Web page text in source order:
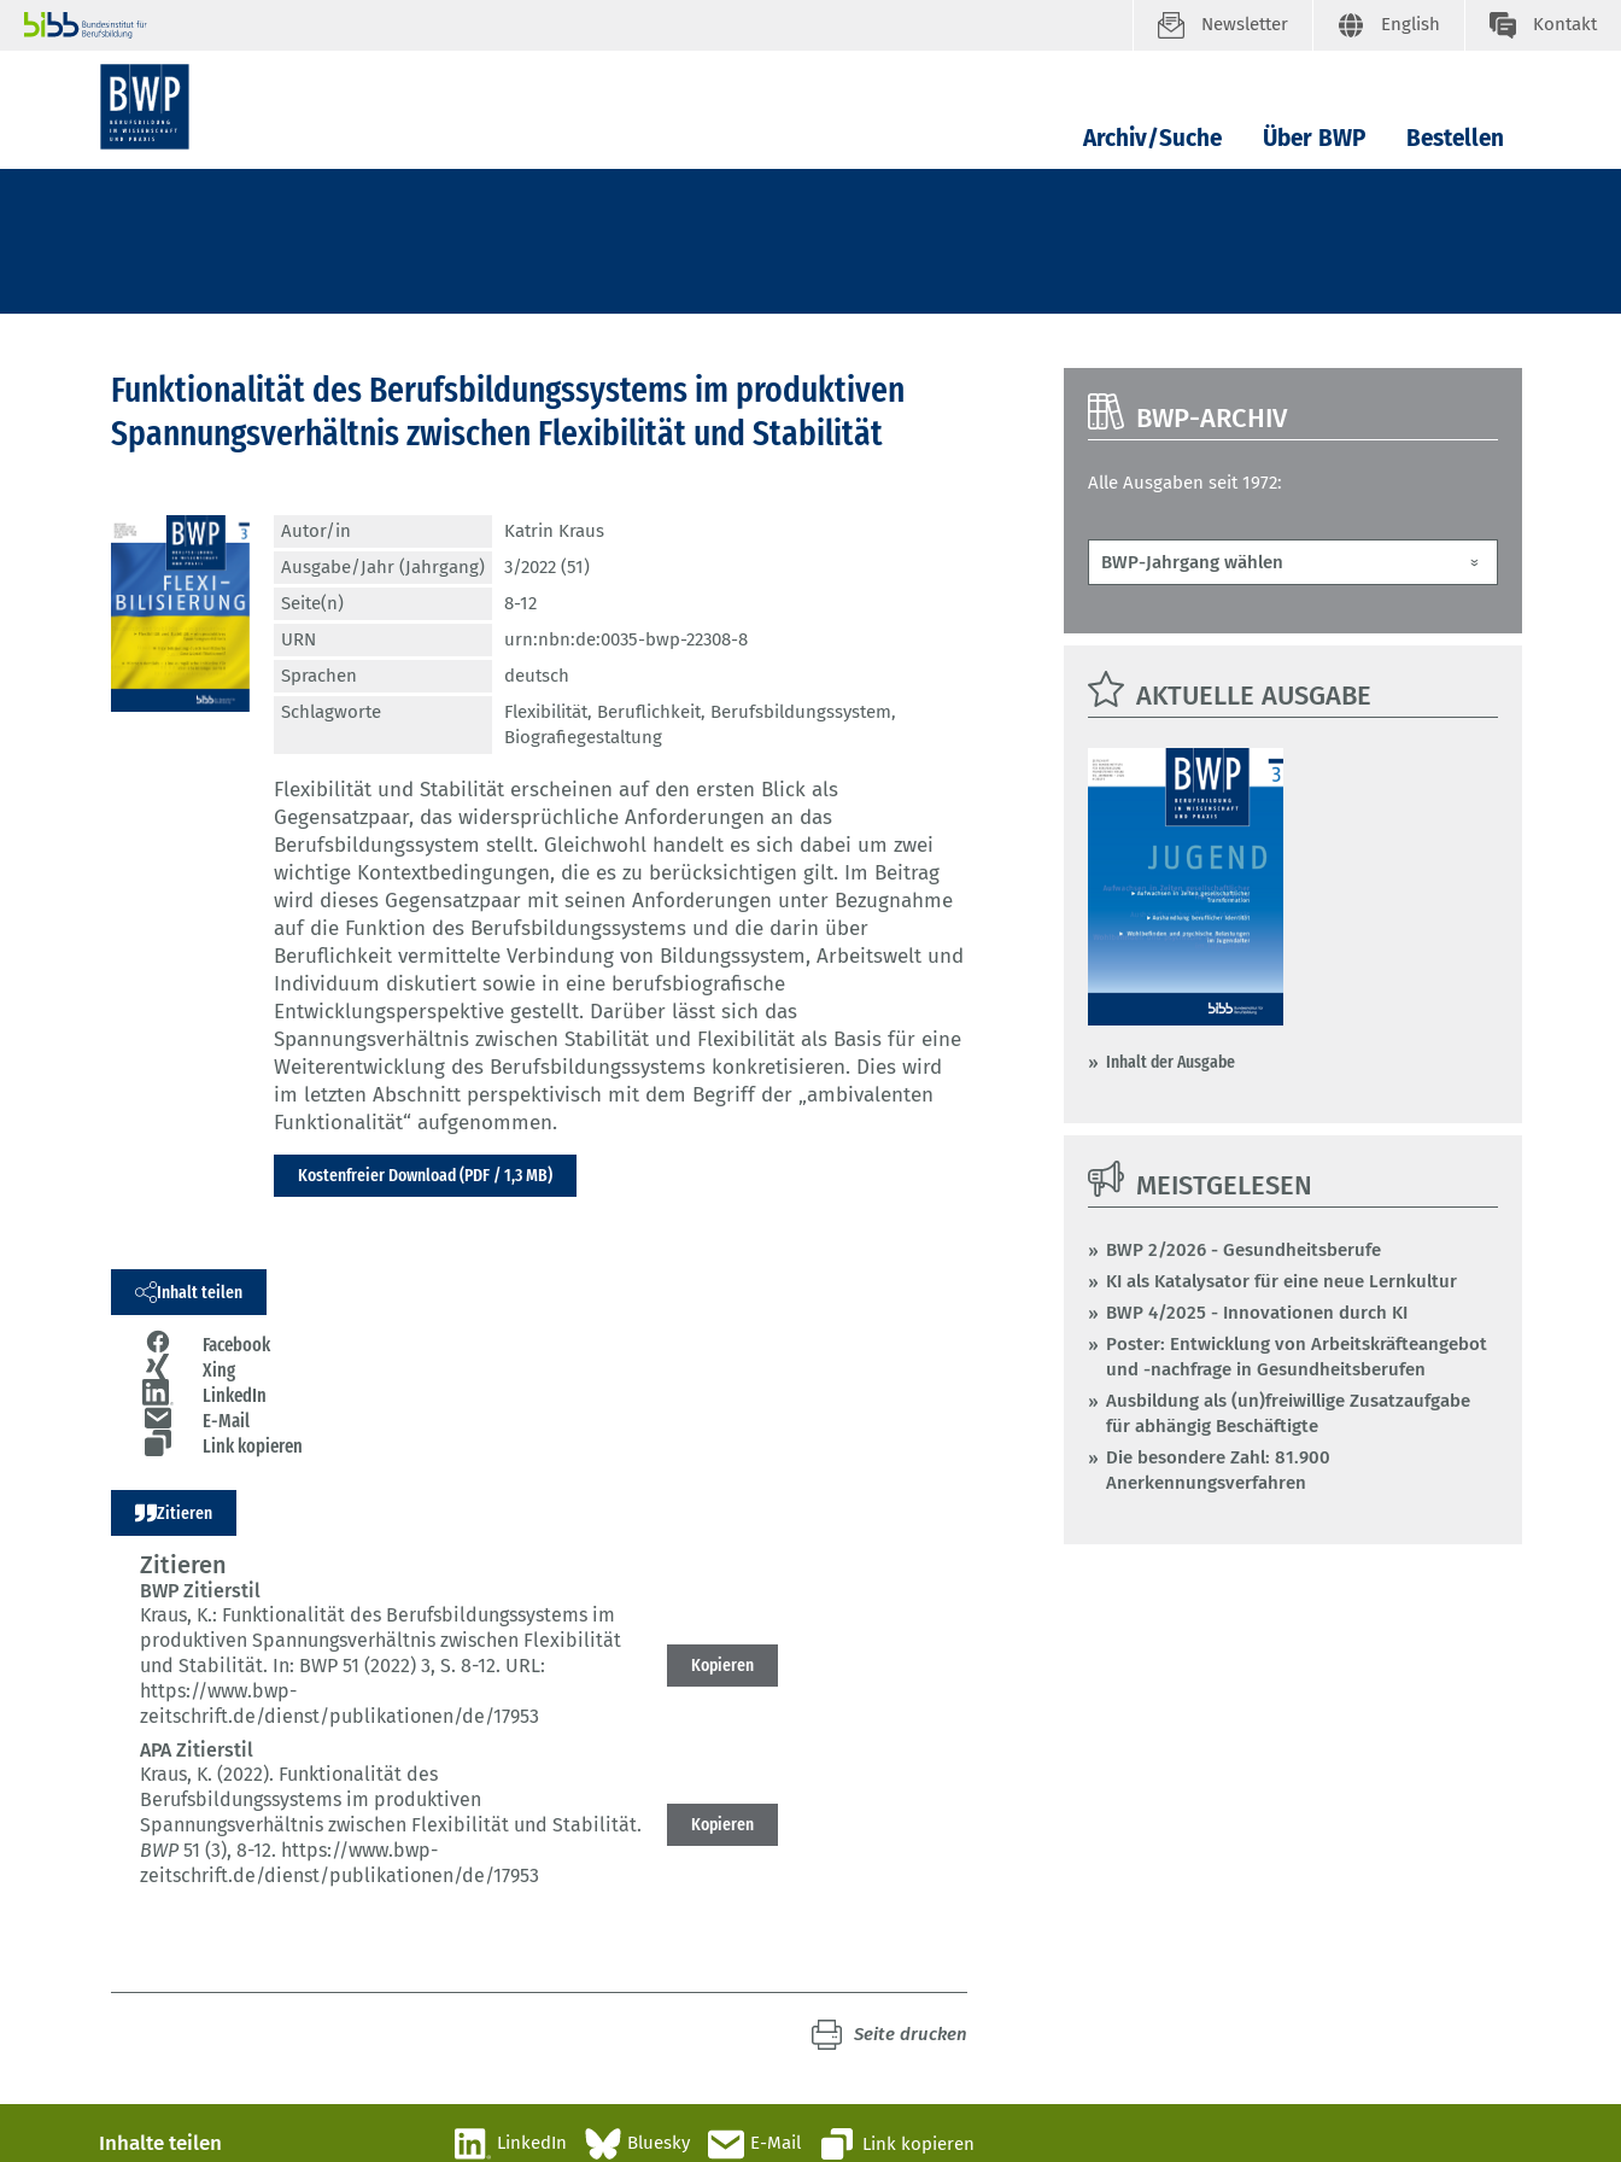
Newsletter English Kontakt
Archiv/Suche Über BWP Bestellen
Funktionalität des Berufsbildungssystems im produktiven
Spannungsverhältnis zwischen Flexibilität und Stabilität
Autor/in
Katrin Kraus
Ausgabe/Jahr (Jahrgang)
3/2022 (51)
Seite(n)
8-12
URN
urn:nbn:de:0035-bwp-22308-8
Sprachen
deutsch
Schlagworte
Flexibilität, Beruflichkeit, Berufsbildungssystem,
Biografiegestaltung
Flexibilität und Stabilität erscheinen auf den ersten Blick als
Gegensatzpaar, das widersprüchliche Anforderungen an das
Berufsbildungssystem stellt. Gleichwohl handelt es sich dabei um zwei
wichtige Kontextbedingungen, die es zu berücksichtigen gilt. Im Beitrag
wird dieses Gegensatzpaar mit seinen Anforderungen unter Bezugnahme
auf die Funktion des Berufsbildungssystems und die darin über
Beruflichkeit vermittelte Verbindung von Bildungssystem, Arbeitswelt und
Individuum diskutiert sowie in eine berufsbiografische
Entwicklungsperspektive gestellt. Darüber lässt sich das
Spannungsverhältnis zwischen Stabilität und Flexibilität als Basis für eine
Weiterentwicklung des Berufsbildungssystems konkretisieren. Dies wird
im letzten Abschnitt perspektivisch mit dem Begriff der „ambivalenten
Funktionalität“ aufgenommen.
Kostenfreier Download (PDF / 1,3 MB)
Inhalt teilen
Facebook
Xing
LinkedIn
E-Mail
Link kopieren
Zitieren
Zitieren
BWP Zitierstil
Kraus, K.: Funktionalität des Berufsbildungssystems im
produktiven Spannungsverhältnis zwischen Flexibilität
und Stabilität. In: BWP 51 (2022) 3, S. 8-12. URL:
https://www.bwp-
zeitschrift.de/dienst/publikationen/de/17953
Kopieren
APA Zitierstil
Kraus, K. (2022). Funktionalität des
Berufsbildungssystems im produktiven
Spannungsverhältnis zwischen Flexibilität und Stabilität.
BWP51 (3), 8-12. https://www.bwp-
zeitschrift.de/dienst/publikationen/de/17953
Kopieren
Seite drucken
BWP-ARCHIV
Alle Ausgaben seit 1972:
AKTUELLE AUSGABE
Inhalt der Ausgabe
MEISTGELESEN
BWP 2/2026 - Gesundheitsberufe
KI als Katalysator für eine neue Lernkultur
BWP 4/2025 - Innovationen durch KI
Poster: Entwicklung von Arbeitskräfteangebot
und -nachfrage in Gesundheitsberufen
Ausbildung als (un)freiwillige Zusatzaufgabe
für abhängig Beschäftigte
Die besondere Zahl: 81.900
Anerkennungsverfahren
Inhalte teilen LinkedIn Bluesky E-Mail Link kopieren